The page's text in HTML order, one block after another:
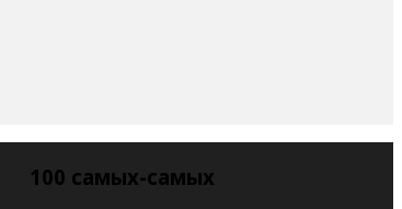
100 самых-самых